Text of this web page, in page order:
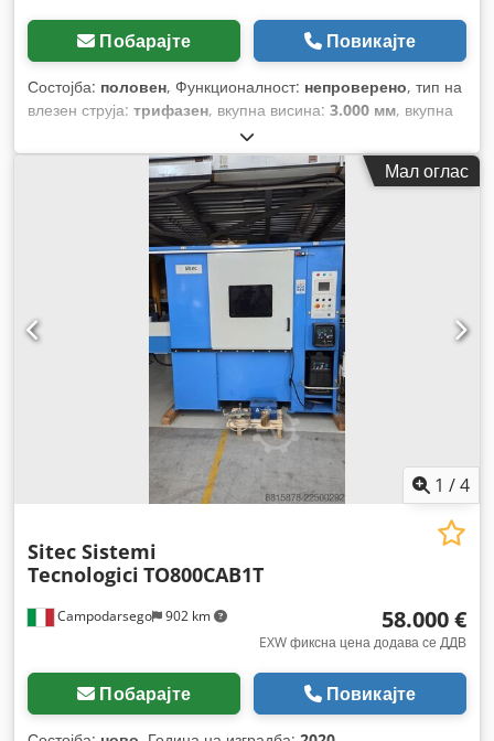
Побарајте Повикајте
Состојба: половен, Функционалност: непроверено, тип на
влезен струја: трифазен, вкупна висина: 3.000 мм, вкупна
, влезен напон:
вода, заварувачки напон при 60% работен циклус:1.000 A,
струја за заварување при 100% работен циклус: 800 A ,
струја за заварување (мин.):250 A, заварувачки напон
Мал оглас
1 /4
Campodarsego 902 km
Sitec Sistemi
Tecnologici TO800CAB1T
58.000 €
EXW фиксна цена додава се ДДВ
Побарајте Повикајте